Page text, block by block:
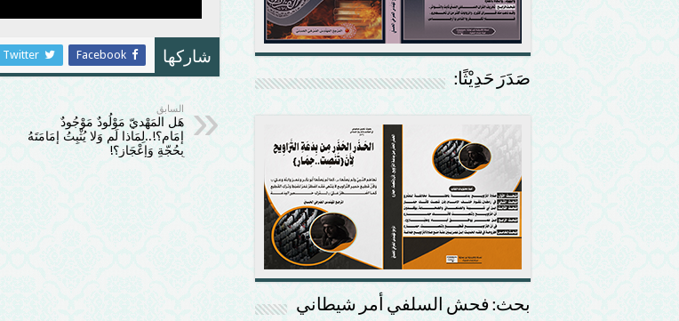
شاركها Facebook
Twitter
السابق
هَل المَهْديّ مَوْلُودٌ مَوْجُودٌ
إمَام؟!..لِمَاذا لَم وَلا يُثْبِتُ إمَامَتَهُ
بِحُجّةٍ وَإعْجَاز؟!
صَدَرَ حَدِيْثًا:
بحث: فحش السلفي أمر شيطاني